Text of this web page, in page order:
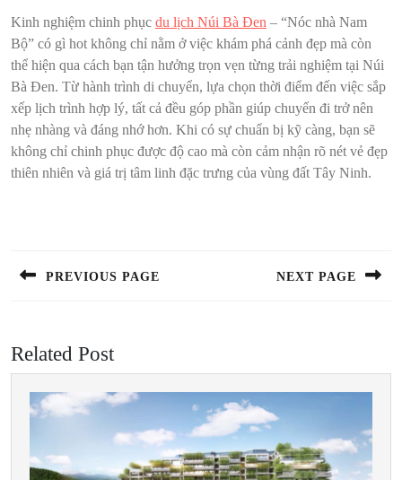
Kinh nghiệm chinh phục du lịch Núi Bà Đen – “Nóc nhà Nam
Bộ” có gì hot không chỉ nằm ở việc khám phá cảnh đẹp mà còn
thể hiện qua cách bạn tận hưởng trọn vẹn từng trải nghiệm tại Núi
Bà Đen. Từ hành trình di chuyển, lựa chọn thời điểm đến việc sắp
xếp lịch trình hợp lý, tất cả đều góp phần giúp chuyến đi trở nên
nhẹ nhàng và đáng nhớ hơn. Khi có sự chuẩn bị kỹ càng, bạn sẽ
không chỉ chinh phục được độ cao mà còn cảm nhận rõ nét vẻ đẹp
thiên nhiên và giá trị tâm linh đặc trưng của vùng đất Tây Ninh.
bài
PREVIOUS PAGE NEXT PAGE
Related Post